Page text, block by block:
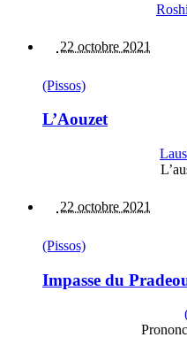
22 octobre 2021
(Pissos)
L’Aouzet
22 octobre 2021
(Pissos)
Impasse du